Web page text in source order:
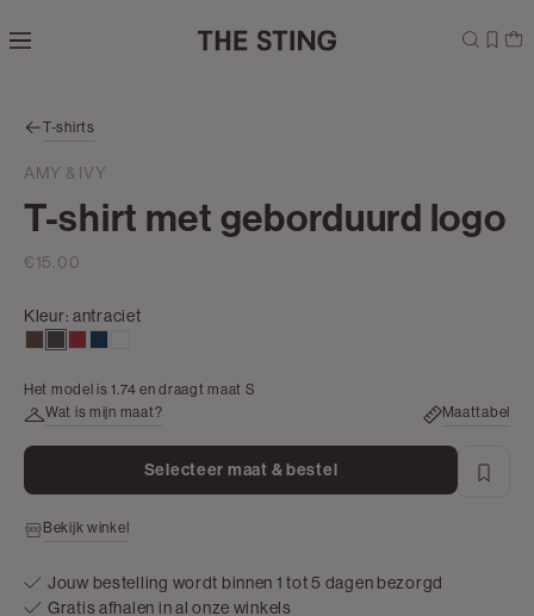
direct naar
zoekbalk
naar de
footer
T-shirts
AMY & IVY
T-shirt met geborduurd logo
€15.00
Kleur:antraciet
Het model is 1.74 en draagt maat S
Wat is mijn maat?
Maattabel
Selecteer maat & bestel
Bekijk winkel
Jouw bestelling wordt binnen 1 tot 5 dagen bezorgd
Gratis afhalen in al onze winkels